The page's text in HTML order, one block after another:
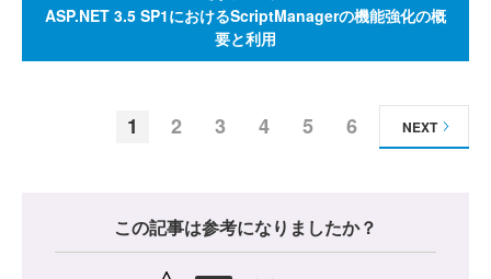
ASP.NET 3.5 SP1におけるScriptManagerの機能強化の概
要と利用
1 2 3 4 5 6 NEXT
この記事は参考になりましたか？